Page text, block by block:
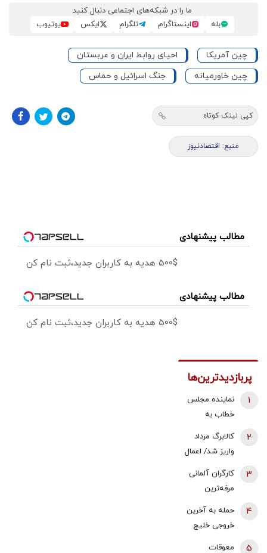
ما را در شبکه‌های اجتماعی دنبال کنید
بله
اینستاگرام تلگرام ایکس یوتیوب
چین آمریکا
احیای روابط ایران و عربستان
چین خاورمیانه
جنگ اسرائیل و حماس
کپی لینک کوتاه
منبع: اقتصادنیوز
مطالب پیشنهادی
500$ هدیه به کاربران جدید،ثبت نام کن
مطالب پیشنهادی
500$ هدیه به کاربران جدید،ثبت نام کن
پربازدیدترین‌ها
نماینده مجلس
خطاب به
بقایی: شما
سخنگو
هستید، نه
سخن‌نگو!
1
کالابرگ مرداد
واریز شد/ اعمال
تغییرات جدید
در زمان بندی
2
کارگران آلمانی
مرفه‌ترین
حداقل دستمزد
در آلمان رشد
3
حمله به آخرین
خروجی خلیج
4
معوقات 5